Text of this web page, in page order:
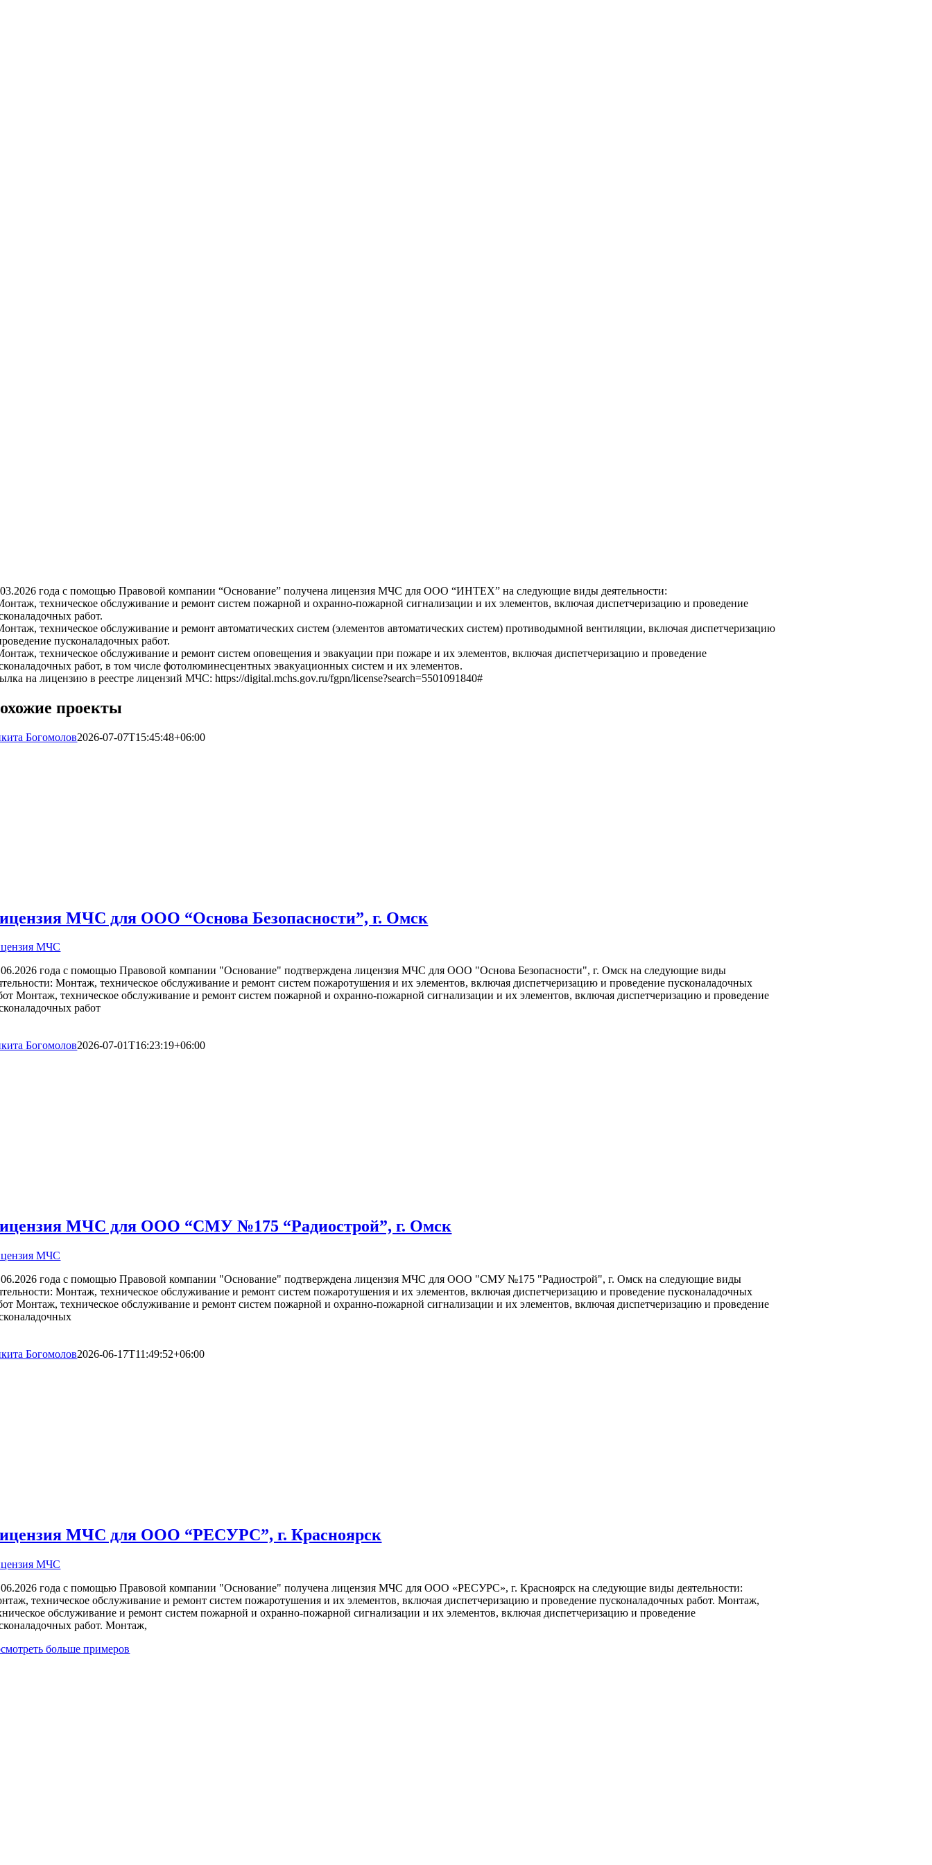
года с помощью Правовой компании “Основание” получена лицензия МЧС для ООО “ИНТЕХ” на следующие виды деятельности:
техническое обслуживание и ремонт систем пожарной и охранно-пожарной сигнализации и их элементов, включая диспетчеризацию и проведение
работ.
техническое обслуживание и ремонт автоматических систем (элементов автоматических систем) противодымной вентиляции, включая диспетчеризацию
пусконаладочных работ.
техническое обслуживание и ремонт систем оповещения и эвакуации при пожаре и их элементов, включая диспетчеризацию и проведение
работ, в том числе фотолюминесцентных эвакуационных систем и их элементов.
на лицензию в реестре лицензий МЧС: https://digital.mchs.gov.ru/fgpn/license?search=5501091840#
проекты
Богомолов2026-07-07T15:45:48+06:00
МЧС для ООО “Основа Безопасности”, г. Омск
МЧС
года с помощью Правовой компании "Основание" подтверждена лицензия МЧС для ООО "Основа Безопасности", г. Омск на следующие виды
Монтаж, техническое обслуживание и ремонт систем пожаротушения и их элементов, включая диспетчеризацию и проведение пусконаладочных
Монтаж, техническое обслуживание и ремонт систем пожарной и охранно-пожарной сигнализации и их элементов, включая диспетчеризацию и проведение
работ
Богомолов2026-07-01T16:23:19+06:00
МЧС для ООО “СМУ №175 “Радиострой”, г. Омск
МЧС
года с помощью Правовой компании "Основание" подтверждена лицензия МЧС для ООО "СМУ №175 "Радиострой", г. Омск на следующие виды
Монтаж, техническое обслуживание и ремонт систем пожаротушения и их элементов, включая диспетчеризацию и проведение пусконаладочных
Монтаж, техническое обслуживание и ремонт систем пожарной и охранно-пожарной сигнализации и их элементов, включая диспетчеризацию и проведение
Богомолов2026-06-17T11:49:52+06:00
МЧС для ООО “РЕСУРС”, г. Красноярск
МЧС
года с помощью Правовой компании "Основание" получена лицензия МЧС для ООО «РЕСУРС», г. Красноярск на следующие виды деятельности:
техническое обслуживание и ремонт систем пожаротушения и их элементов, включая диспетчеризацию и проведение пусконаладочных работ. Монтаж,
обслуживание и ремонт систем пожарной и охранно-пожарной сигнализации и их элементов, включая диспетчеризацию и проведение
работ. Монтаж,
больше примеров